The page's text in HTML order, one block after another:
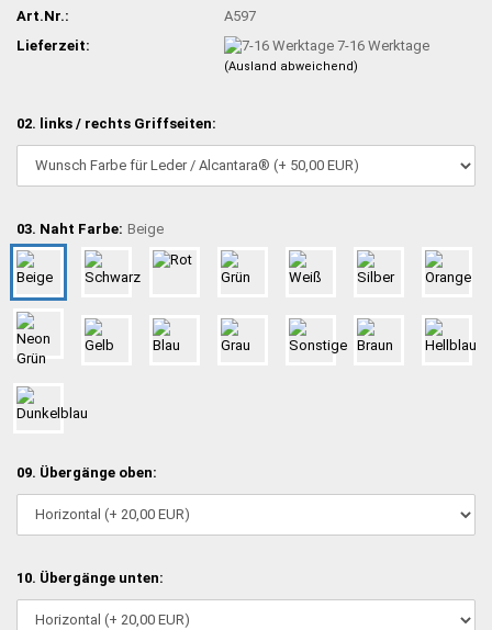
Art.Nr.:
A597
Lieferzeit:
7-16 Werktage
(Ausland abweichend)
02. links / rechts Griffseiten:
03. Naht Farbe: Beige
09. Übergänge oben:
10. Übergänge unten: